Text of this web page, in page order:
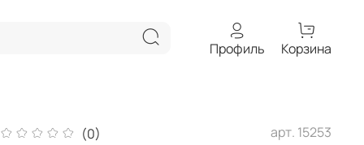
Профиль Корзина
(0) арт. 15253